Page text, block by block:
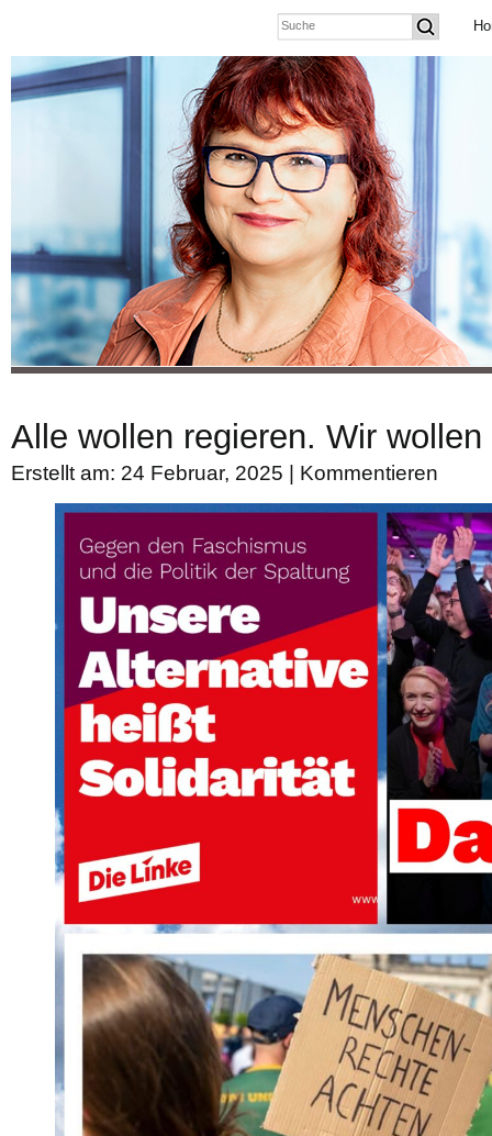
Alle wollen regieren. Wir
Erstellt am: 24 Februar, 2025 | Kommentieren